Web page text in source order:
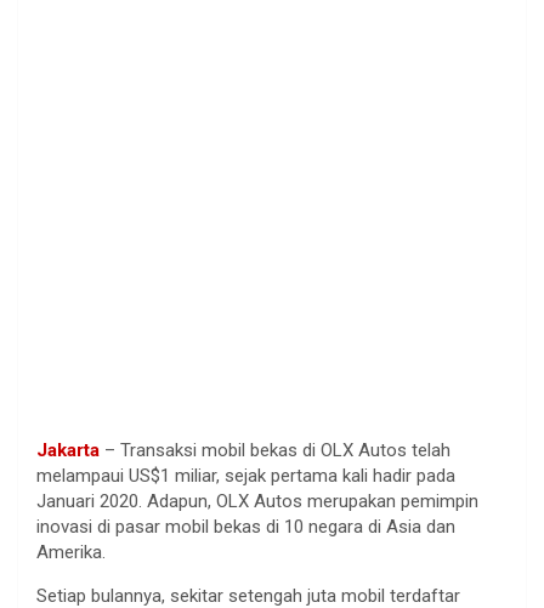
Jakarta – Transaksi mobil bekas di OLX Autos telah
melampaui US$1 miliar, sejak pertama kali hadir pada
Januari 2020. Adapun, OLX Autos merupakan pemimpin
inovasi di pasar mobil bekas di 10 negara di Asia dan
Amerika.
Setiap bulannya, sekitar setengah juta mobil terdaftar